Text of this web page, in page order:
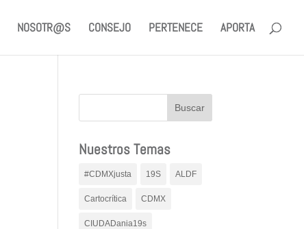
NOSOTR@S CONSEJO PERTENECE APORTA
Nuestros Temas
#CDMXjusta 19S ALDF
Cartocrítica CDMX
CIUDADania19s